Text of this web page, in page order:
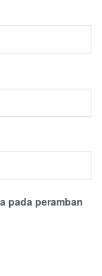
pada peramban